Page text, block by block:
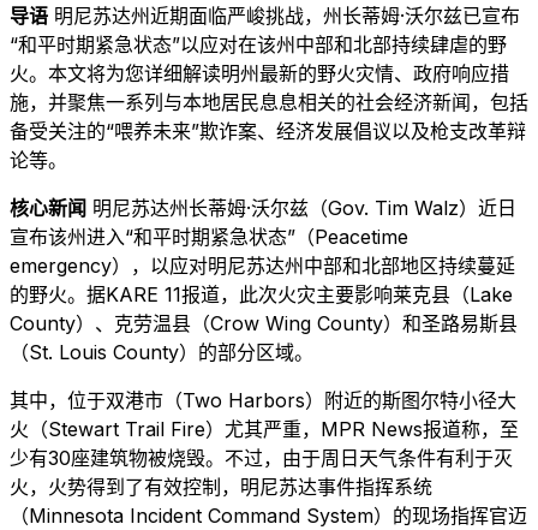
导语 明尼苏达州近期面临严峻挑战，州长蒂姆·沃尔兹已宣布
“和平时期紧急状态”以应对在该州中部和北部持续肆虐的野
火。本文将为您详细解读明州最新的野火灾情、政府响应措
施，并聚焦一系列与本地居民息息相关的社会经济新闻，包括
备受关注的“喂养未来”欺诈案、经济发展倡议以及枪支改革辩
论等。
核心新闻 明尼苏达州长蒂姆·沃尔兹（Gov. Tim Walz）近日
宣布该州进入“和平时期紧急状态”（Peacetime
emergency），以应对明尼苏达州中部和北部地区持续蔓延
的野火。据KARE 11报道，此次火灾主要影响莱克县（Lake
County）、克劳温县（Crow Wing County）和圣路易斯县
（St. Louis County）的部分区域。
其中，位于双港市（Two Harbors）附近的斯图尔特小径大
火（Stewart Trail Fire）尤其严重，MPR News报道称，至
少有30座建筑物被烧毁。不过，由于周日天气条件有利于灭
火，火势得到了有效控制，明尼苏达事件指挥系统
（Minnesota Incident Command System）的现场指挥官迈